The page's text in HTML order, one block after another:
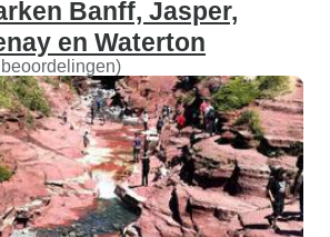
Banff, Jasper,
en Waterton
beoordelingen)